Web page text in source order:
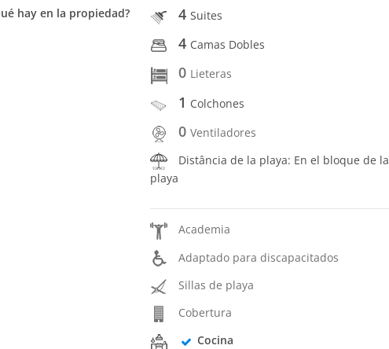
hay en la propiedad? 4Suites
4 Camas Dobles
0 Lieteras
1 Colchones
0Ventiladores
Distância de la playa: En el bloque de la
playa
Academia
Adaptado para discapacitados
Sillas de playa
Cobertura
Cocina